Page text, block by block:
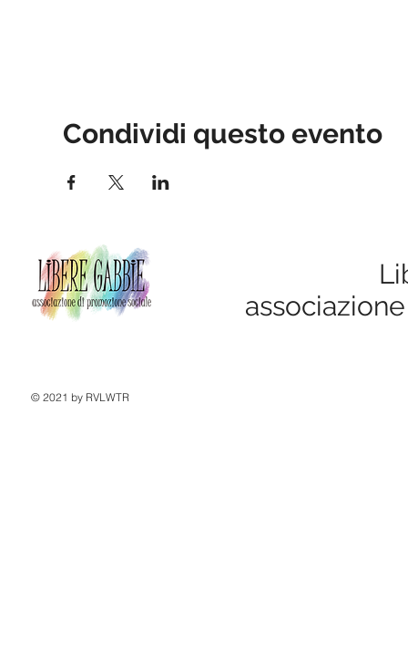
Condividi questo evento
© 2021 by RVLWTR